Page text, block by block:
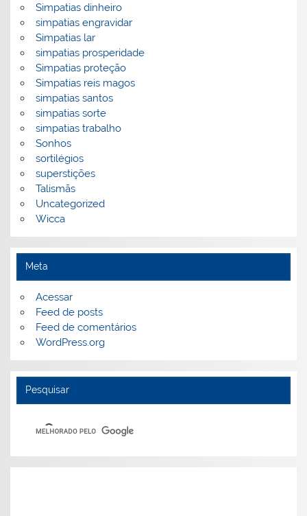
Simpatias dinheiro
simpatias engravidar
Simpatias lar
simpatias prosperidade
Simpatias proteção
Simpatias reis magos
simpatias santos
simpatias sorte
simpatias trabalho
Sonhos
sortilégios
superstições
Talismãs
Uncategorized
Wicca
Meta
Acessar
Feed de posts
Feed de comentários
WordPress.org
Pesquisar